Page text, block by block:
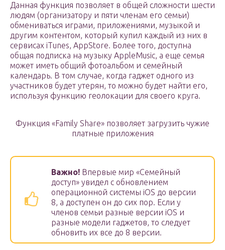
Данная функция позволяет в общей сложности шести
людям (организатору и пяти членам его семьи)
обмениваться играми, приложениями, музыкой и
другим контентом, который купил каждый из них в
сервисах iTunes, AppStore. Более того, доступна
общая подписка на музыку AppleMusic, а еще семья
может иметь общий фотоальбом и семейный
календарь. В том случае, когда гаджет одного из
участников будет утерян, то можно будет найти его,
используя функцию геолокации для своего круга.
Функция «Family Share» позволяет загрузить чужие
платные приложения
Важно! Впервые мир «Семейный
доступ» увидел с обновлением
операционной системы iOS до версии
8, а доступен он до сих пор. Если у
членов семьи разные версии iOS и
разные модели гаджетов, то следует
обновить их все до 8 версии.